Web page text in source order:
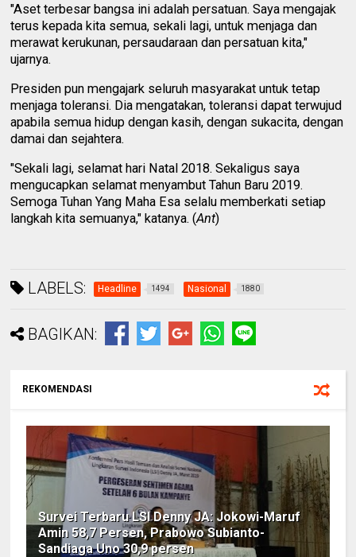
"Aset terbesar bangsa ini adalah persatuan. Saya mengajak
terus kepada kita semua, sekali lagi, untuk menjaga dan
merawat kerukunan, persaudaraan dan persatuan kita,"
ujarnya.
Presiden pun mengajark seluruh masyarakat untuk tetap
menjaga toleransi. Dia mengatakan, toleransi dapat terwujud
apabila semua hidup dengan kasih, dengan sukacita, dengan
damai dan sejahtera.
"Sekali lagi, selamat hari Natal 2018. Sekaligus saya
mengucapkan selamat menyambut Tahun Baru 2019.
Semoga Tuhan Yang Maha Esa selalu memberkati setiap
langkah kita semuanya," katanya. (Ant)
LABELS: Headline 1494 Nasional 1880
BAGIKAN:
REKOMENDASI
Survei Terbaru LSI Denny JA: Jokowi-Maruf
Amin 58,7 Persen, Prabowo Subianto-
Sandiaga Uno 30,9 persen